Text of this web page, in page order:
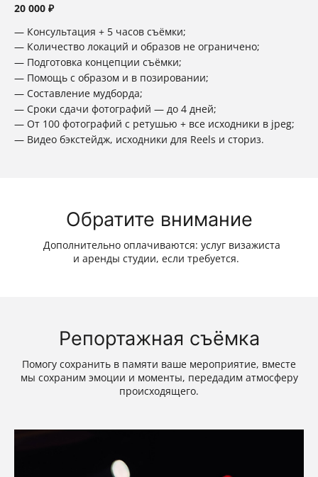
20 000 ₽
Консультация + 5 часов съёмки;
Количество локаций и образов не ограничено;
Подготовка концепции съёмки;
Помощь с образом и в позировании;
Составление мудборда;
Сроки сдачи фотографий — до 4 дней;
От 100 фотографий с ретушью + все исходники в jpeg;
Видео бэкстейдж, исходники для Reels и сториз.
Обратите внимание
Дополнительно оплачиваются: услуг визажиста
и аренды студии, если требуется.
Репортажная съёмка
Помогу сохранить в памяти ваше мероприятие, вместе
мы сохраним эмоции и моменты, передадим атмосферу
происходящего.